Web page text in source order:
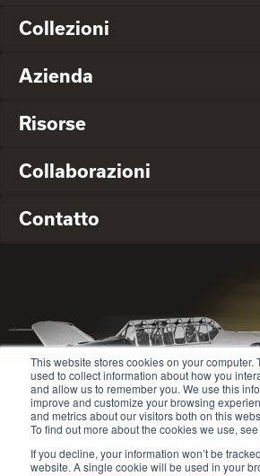
This website stores cookies on your computer.
used to collect information about how you
and allow us to remember you. We use this
improve and customize your browsing
and metrics about our visitors both on this
To find out more about the cookies we use,
If you decline, your information won’t be
website. A single cookie will be used in your
Collezioni
Azienda
Risorse
Collaborazioni
Contatto
© 2020-2024 Safety Jogger All